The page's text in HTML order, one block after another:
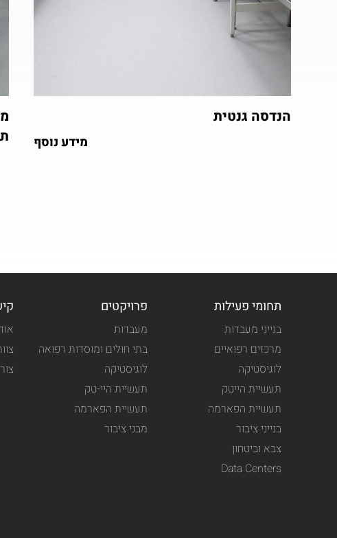
הנדסה גנטית
מידע נוסף
תחומי פעילות
בנייני מעבדות
מרכזים רפואיים
לוגיסטיקה
תעשיית הייטק
תעשיית הפארמה
בנייני ציבור
צבא וביטחון
Data Centers
פרויקטים
מעבדות
בתי חולים ומוסדות רפואה
לוגיסטיקה
תעשיית היי-טק
תעשיית הפארמה
מבני ציבור